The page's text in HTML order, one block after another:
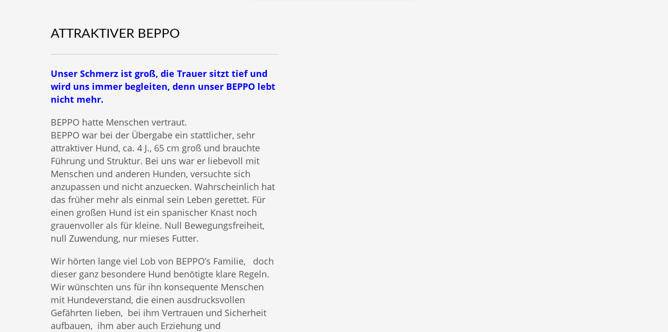
ATTRAKTIVER BEPPO
Unser Schmerz ist groß, die Trauer sitzt tief und
wird uns immer begleiten, denn unser BEPPO lebt
nicht mehr.
BEPPO hatte Menschen vertraut.
BEPPO war bei der Übergabe ein stattlicher, sehr
attraktiver Hund, ca. 4 J., 65 cm groß und brauchte
Führung und Struktur. Bei uns war er liebevoll mit
Menschen und anderen Hunden, versuchte sich
anzupassen und nicht anzuecken. Wahrscheinlich hat
das früher mehr als einmal sein Leben gerettet. Für
einen großen Hund ist ein spanischer Knast noch
grauenvoller als für kleine. Null Bewegungsfreiheit,
null Zuwendung, nur mieses Futter.
Wir hörten lange viel Lob von BEPPO’s Familie, doch
dieser ganz besondere Hund benötigte klare Regeln.
Wir wünschten uns für ihn konsequente Menschen
mit Hundeverstand, die einen ausdrucksvollen
Gefährten lieben, bei ihm Vertrauen und Sicherheit
aufbauen, ihm aber auch Erziehung und